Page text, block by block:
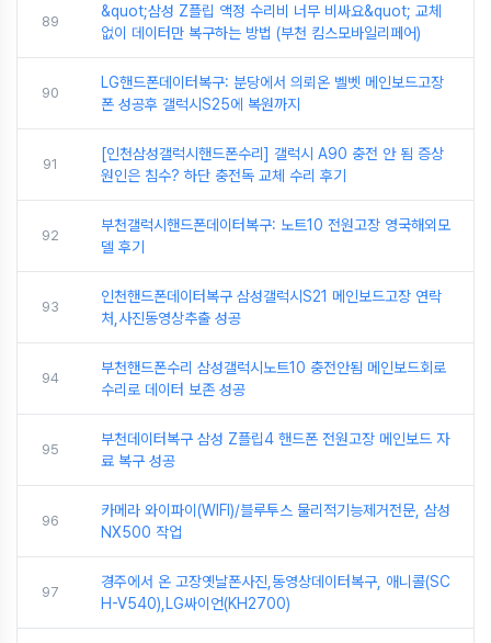
89
&quot;삼성 Z플립 액정 수리비 너무 비싸요&quot; 교체
없이 데이터만 복구하는 방법 (부천 킴스모바일리페어)
90
LG핸드폰데이터복구: 분당에서 의뢰온 벨벳 메인보드고장
폰 성공후 갤럭시S25에 복원까지
91
[인천삼성갤럭시핸드폰수리] 갤럭시 A90 충전 안 됨 증상
원인은 침수? 하단 충전독 교체 수리 후기
92
부천갤럭시핸드폰데이터복구: 노트10 전원고장 영국해외모
델 후기
93
인천핸드폰데이터복구 삼성갤럭시S21 메인보드고장 연락
처,사진동영상추출 성공
94
부천핸드폰수리 삼성갤럭시노트10 충전안됨 메인보드회로
수리로 데이터 보존 성공
95
부천데이터복구 삼성 Z플립4 핸드폰 전원고장 메인보드 자
료 복구 성공
96
카메라 와이파이(WIFI)/블루투스 물리적기능제거전문, 삼성
NX500 작업
97
경주에서 온 고장옛날폰사진,동영상데이터복구, 애니콜(SC
H-V540),LG싸이언(KH2700)